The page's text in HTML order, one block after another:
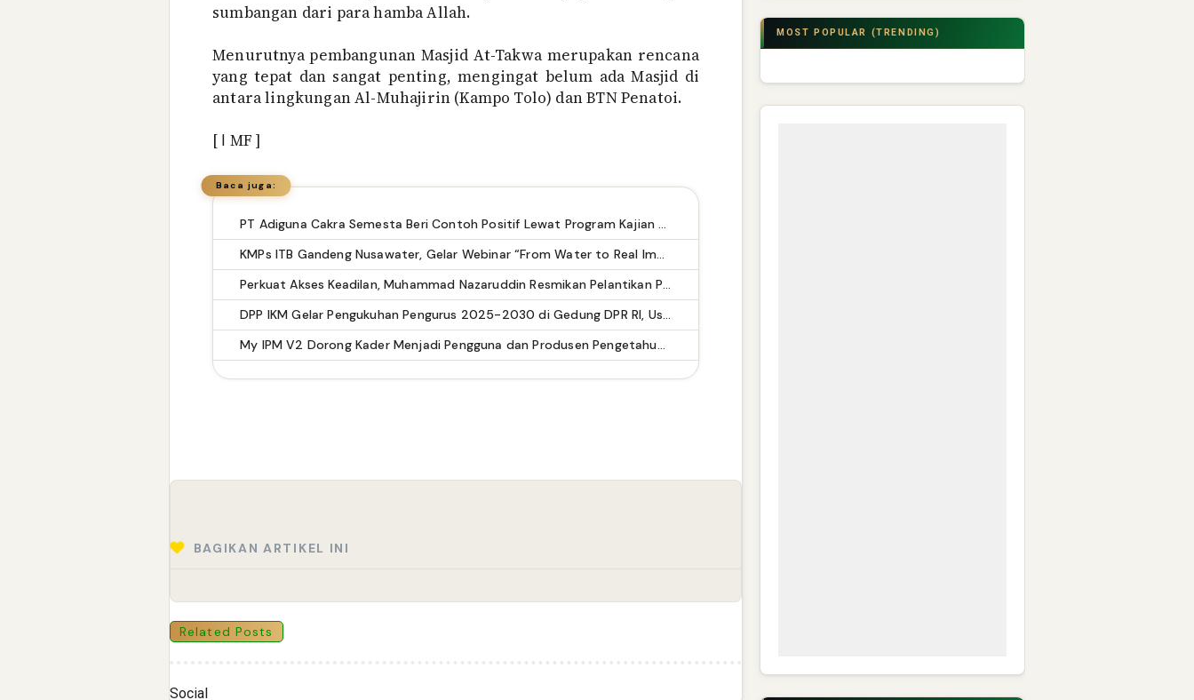
sumbangan dari para hamba Allah.
Menurutnya pembangunan Masjid At-Takwa merupakan rencana
yang tepat dan sangat penting, mengingat belum ada Masjid di
antara lingkungan Al-Muhajirin (Kampo Tolo) dan BTN Penatoi.
[ ا MF ]
Baca juga:
PT Adiguna Cakra Semesta Beri Contoh Positif Lewat Program Kajian Fiqih Rutin di Lingkungan Kerja
KMPs ITB Gandeng Nusawater, Gelar Webinar “From Water to Real Impact” untuk Mahasiswa Pascasarjana
Perkuat Akses Keadilan, Muhammad Nazaruddin Resmikan Pelantikan Pengurus LBH Rakyat Indonesia
DPP IKM Gelar Pengukuhan Pengurus 2025-2030 di Gedung DPR RI, Usung Tema "Di Rantau Marakek Raso"
My IPM V2 Dorong Kader Menjadi Pengguna dan Produsen Pengetahuan
BAGIKAN ARTIKEL INI
Related Posts
Social
MOST POPULAR (TRENDING)